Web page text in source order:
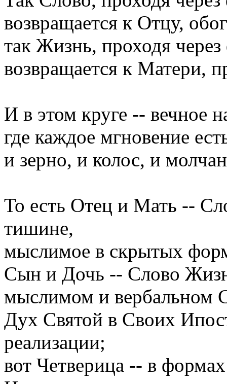
возвращается к Отцу,
так Жизнь, проходя
возвращается к Матери,
И в этом круге -- вечное
где каждое мгновение
и зерно, и колос, и
То есть Отец и Мать --
тишине,
мыслимое в скрытых
Сын и Дочь -- Слово
мыслимом и вербальном
Дух Святой в Своих
реализации;
вот Четверица -- в